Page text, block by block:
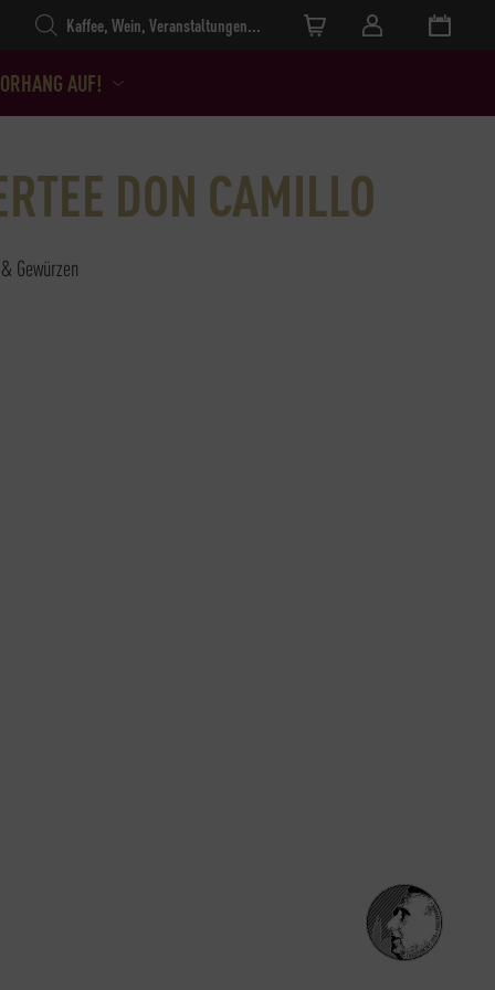
AUF!
Products search
DON CAMILLO
Gewürzen